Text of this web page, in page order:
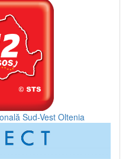
Sud-Vest Oltenia